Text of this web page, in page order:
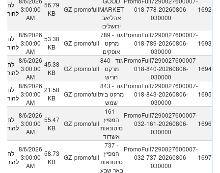
לחץ
להורדה 3:00:00
AM
56.79
KB
GZ promofullMARKET
אהליאב
ירושלים
018-778-20260806-
030000
1692
לחץ
להורדה
8/6/2026
3:00:00
AM
53.38
KB
GZ promofull
789 - גוד
מרקט
אופקים
PromoFull7290027600007-
018-789-20260806-
030000
1693
לחץ
להורדה
8/6/2026
3:00:00
AM
45.38
KB
GZ promofull
840 - גוד
מרקט
חריש
PromoFull7290027600007-
018-840-20260806-
030000
1694
לחץ
להורדה
8/6/2026
3:00:00
AM
21.58
KB
GZ promofull
843 - גוד
מרקט בית
שמש
PromoFull7290027600007-
018-843-20260806-
030000
1695
לחץ
להורדה
8/6/2026
3:00:00
AM
55.47
KB
GZ promofull
161 -
המפיץ
סיטונאות
אשדוד
PromoFull7290027600007-
032-161-20260806-
030000
1696
לחץ
להורדה
8/6/2026
3:00:00
AM
58.73
KB
GZ promofull
737 -
המפיץ
סיטונאות
באר שבע
PromoFull7290027600007-
032-737-20260806-
030000
1697